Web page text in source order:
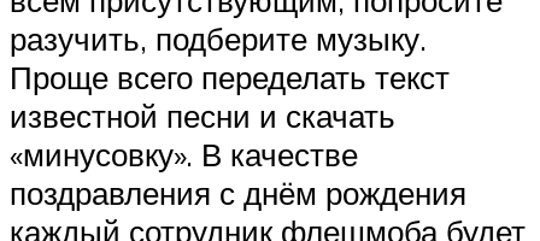
разучить, подберите музыку.
Проще всего переделать текст
известной песни и скачать
«минусовку». В качестве
поздравления с днём рождения
каждый сотрудник флешмоба будет